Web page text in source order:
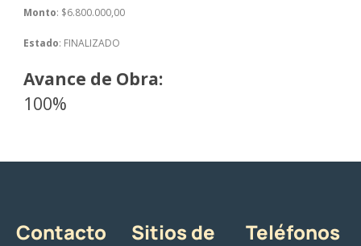
Monto: $6.800.000,00
Estado: FINALIZADO
Avance de Obra:
100%
Contacto
Sitios de
Teléfonos